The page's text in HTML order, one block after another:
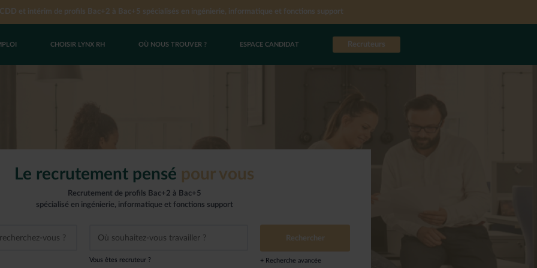
et intérim de profils Bac+2 à Bac+5 spécialisés en ingénierie, informatique et fonctions support
CHOISIR LYNX RH OÙ NOUS TROUVER ? ESPACE CANDIDAT Recruteurs
Le recrutement pensé pour vous
Recrutement de profils Bac+2 à Bac+5
spécialisé en ingénierie, informatique et fonctions support
Vous êtes recruteur ? + Recherche avancée